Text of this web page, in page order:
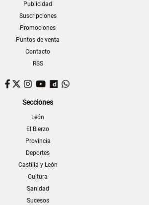
Publicidad
Suscripciones
Promociones
Puntos de venta
Contacto
RSS
Facebook
TwitterInstagram
YouTubeDailymotion
Secciones
León
El Bierzo
Provincia
Deportes
Castilla y León
Cultura
Sanidad
Sucesos